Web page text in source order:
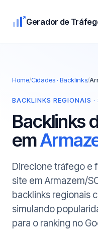
Gerador de
Home/Cidades · Backlinks/
BACKLINKS REGIONAIS
Backlinks
em
Direcione tráfego e
site em Armazem/
backlinks regionais
simulando
para o ranking no